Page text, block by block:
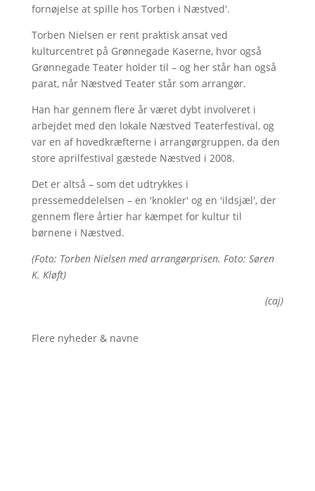
fornøjelse at spille hos Torben i Næstved'.
Torben Nielsen er rent praktisk ansat ved
kulturcentret på Grønnegade Kaserne, hvor også
Grønnegade Teater holder til – og her står han også
parat, når Næstved Teater står som arrangør.
Han har gennem flere år været dybt involveret i
arbejdet med den lokale Næstved Teaterfestival, og
var en af hovedkræfterne i arrangørgruppen, da den
store aprilfestival gæstede Næstved i 2008.
Det er altså – som det udtrykkes i
pressemeddelelsen – en 'knokler' og en 'ildsjæl', der
gennem flere årtier har kæmpet for kultur til
børnene i Næstved.
(Foto: Torben Nielsen med arrangørprisen. Foto: Søren
K. Kløft)
(caj)
Flere nyheder & navne